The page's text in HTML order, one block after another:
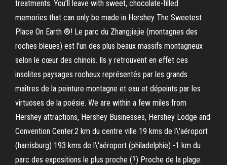
treatments. You’ll leave with sweet, chocolate-filled
memories that can only be made in Hershey The Sweetest
Place On Earth ®! Le parc du Zhangjiajie (montagnes des
roches bleues) est l'un des plus beaux massifs montagneux
selon le cœur des chinois. Ils y retrouvent en effet ces
insolites paysages rocheux représentés par les grands
maîtres de la peinture montagne et eau et dépeints par les
virtuoses de la poésie. We are within a few miles from
Hershey attractions, Hershey Businesses, Hershey Lodge and
Convention Center.2 km du centre ville 19 kms de l\'aéroport
(harrisburg) 193 kms de l\'aéroport (philadelphie) -1 km du
parc des expositions le plus proche (?) Proche de la plage.